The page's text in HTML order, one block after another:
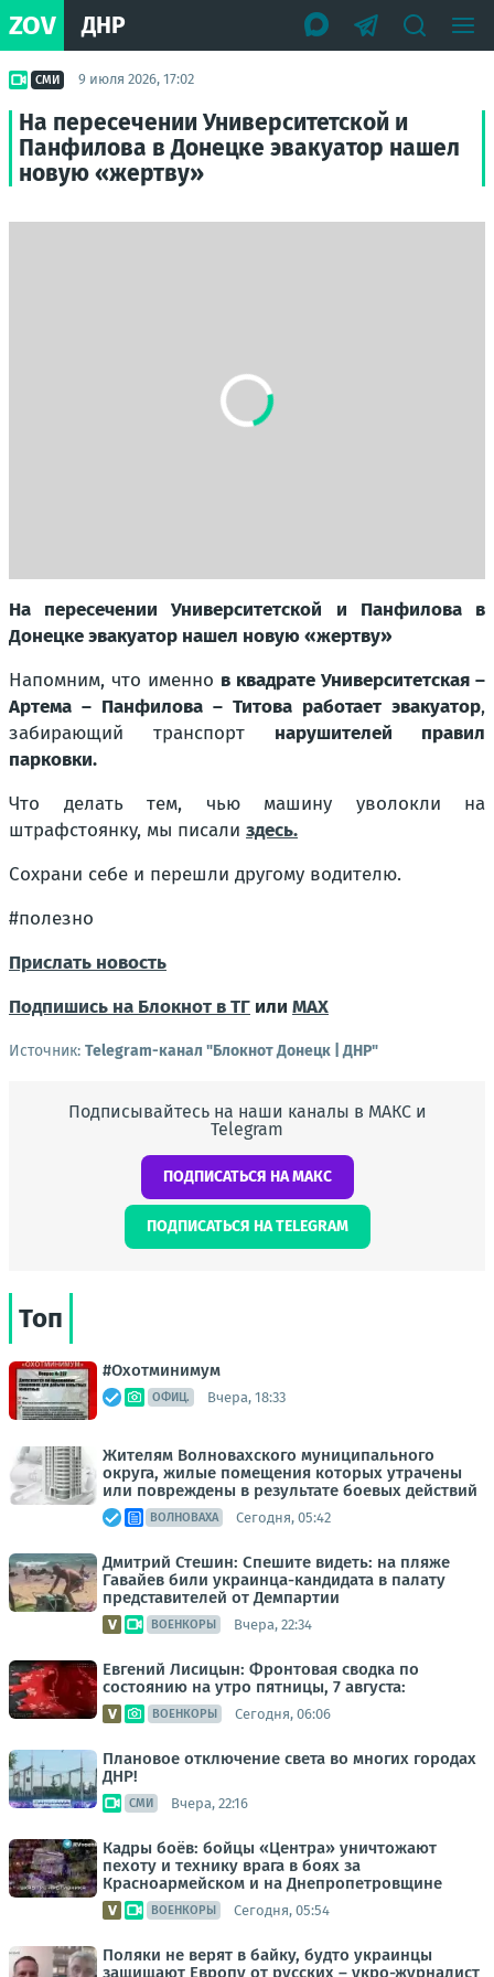
ZOV ДНР
СМИ 9 июля 2026, 17:02
На пересечении Университетской и
Панфилова в Донецке эвакуатор нашел
новую «жертву»
На пересечении Университетской и Панфилова в
Донецке эвакуатор нашел новую «жертву»
Напомним, что именно в квадрате Университетская –
Артема – Панфилова – Титова работает эвакуатор,
забирающий транспорт нарушителей правил
парковки.
Что делать тем, чью машину уволокли на
штрафстоянку, мы писали здесь.
Сохрани себе и перешли другому водителю.
#полезно
Прислать новость
Подпишись на Блокнот в ТГ или МАХ
Источник: Telegram-канал "Блокнот Донецк | ДНР"
Подписывайтесь на наши каналы в МАКС и
Telegram
ПОДПИСАТЬСЯ НА МАКС
ПОДПИСАТЬСЯ НА TELEGRAM
Топ
#Охотминимум
ОФИЦ. Вчера, 18:33
Жителям Волновахского муниципального
округа, жилые помещения которых утрачены
или повреждены в результате боевых действий
ВОЛНОВАХА Сегодня, 05:42
Дмитрий Стешин: Спешите видеть: на пляже
Гавайев били украинца-кандидата в палату
представителей от Демпартии
ВОЕНКОРЫ Вчера, 22:34
Евгений Лисицын: Фронтовая сводка по
состоянию на утро пятницы, 7 августа:
ВОЕНКОРЫ Сегодня, 06:06
Плановое отключение света во многих городах
ДНР!
СМИ Вчера, 22:16
Кадры боёв: бойцы «Центра» уничтожают
пехоту и технику врага в боях за
Красноармейском и на Днепропетровщине
ВОЕНКОРЫ Сегодня, 05:54
Поляки не верят в байку, будто украинцы
защищают Европу от русских – укро-журналист